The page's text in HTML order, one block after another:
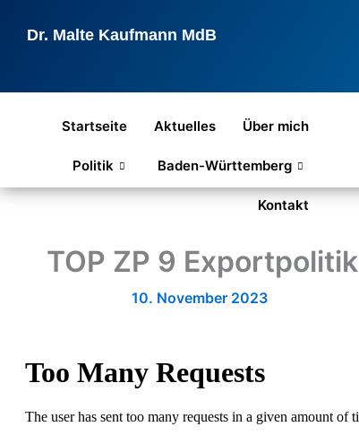
InhaltDr. Malte Kaufmann MdB
Startseite Aktuelles Über mich
Politik Baden-Württemberg
Kontakt
TOP ZP 9 Exportpolitik